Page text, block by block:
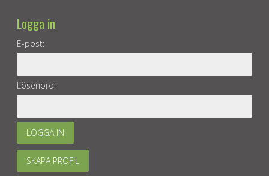
Logga in
E-post:
Lösenord:
LOGGA IN
SKAPA PROFIL